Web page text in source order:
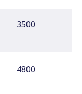
3500
4800